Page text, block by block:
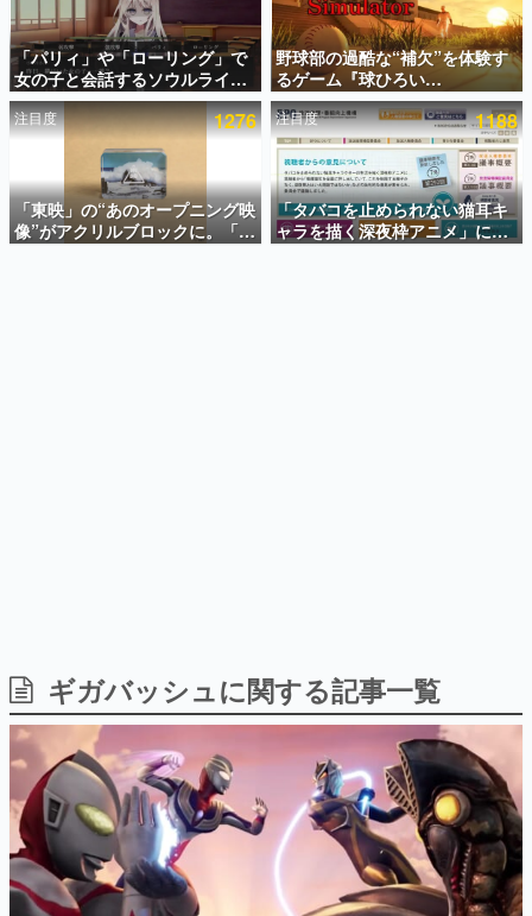
アプリセール情報
インタビュー
連載・特集一覧
殿堂入り記事
SNS拡散数が数千以上！ ページビュー数万以上！ などな
ど。多くの人々に読まれた、電ファミ渾身の“殿堂入り”記
事をまとめました。
日本のモバイルゲーム史における主要なトピック・タイト
ルを網羅するほか、開発者へのインタビューや識者による
解説を掲載。約20年の歴史が一望できる決定版！
若ゲのいたり〜ゲームクリエイターの青春〜
『うつヌケ』『ペンと箸』等で知られるマンガ家・田中圭
一先生によるゲーム業界レポートマンガです。
なんでゲームは面白い？
ゲーム開発者・hamatsu氏がゲームの魅力を画面や操作の
具体的な形から解き明かしていく、硬派で骨太な評論連載
です。
「パリィ」や「ローリング」で
女の子と会話するソウルライク
恋愛ゲーム『小早川さんはソウ
ルライク』無料公開。返事に失
敗すると「YOU DIED」
野球部の過酷な“補欠”を体験す
るゲーム『球ひろい
Simulator』が「1件」のウィッ
シュリストをもとにチェコ語に
対応しSNSで話題に。『キング
ダム・カム』開発元やチェコの
プロ野球選手から称賛の声
注目度 1276
「東映」の“あのオープニング映
像”がアクリルブロックに。「東
映ヒストリカル グッズコレクシ
注目度 1188
「タバコを止められない猫耳キ
ャラを描く深夜枠アニメ」に視
聴者の一部から批判意見。違法